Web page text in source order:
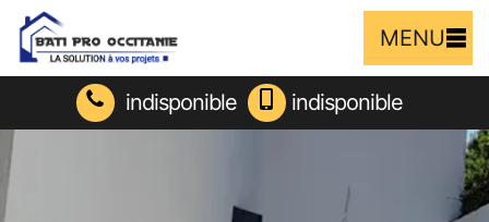
MENU
indisponible indisponible